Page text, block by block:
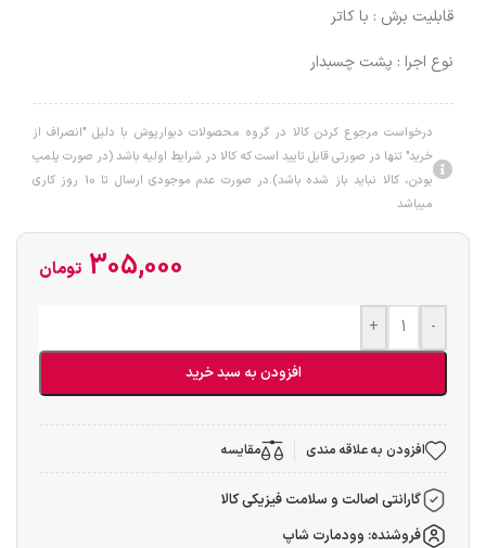
قابلیت برش : با کاتر
نوع اجرا : پشت چسبدار
درخواست مرجوع کردن کالا در گروه محصولات دبوارپوش با دلیل "انصراف از
خرید" تنها در صورتی قابل تایید است که کالا در شرایط اولیه باشد (در صورت پلمپ
بودن، کالا نباید باز شده باشد).در صورت عدم موجودی ارسال تا 10 روز کاری
میباشد
305,000 تومان
-
+
افزودن به سبد خرید
افزودن به علاقه مندی مقایسه
گارانتی اصالت و سلامت فیزیکی کالا
فروشنده: وودمارت شاپ